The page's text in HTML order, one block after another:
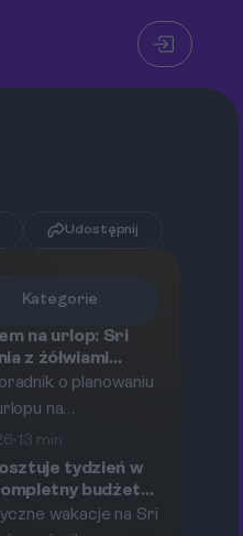
Udostępnij
Kategorie
na urlop: Sri
z żółwiami
wo planowaniu
na
Sri Lanki,
lotach, kosztach
z żółwiami.
•13 min
tydzień w
budżet
wakacje na Sri